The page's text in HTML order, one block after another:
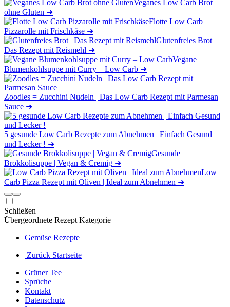
Veganes Low Carb Brot
ohne Gluten ➜
Flotte Low Carb
Pizzarolle mit Frischkäse ➜
Glutenfreies Brot |
Das Rezept mit Reismehl ➜
Vegane
Blumenkohlsuppe mit Curry – Low Carb ➜
Zoodles = Zucchini Nudeln | Das Low Carb Rezept mit Parmesan
Sauce ➜
5 gesunde Low Carb Rezepte zum Abnehmen | Einfach Gesund
und Lecker ! ➜
Gesunde
Brokkolisuppe | Vegan & Cremig ➜
Low
Carb Pizza Rezept mit Oliven | Ideal zum Abnehmen ➜
Schließen
Übergeordnete Rezept Kategorie
Gemüse Rezepte
Zurück Startseite
Grüner Tee
Sprüche
Kontakt
Datenschutz